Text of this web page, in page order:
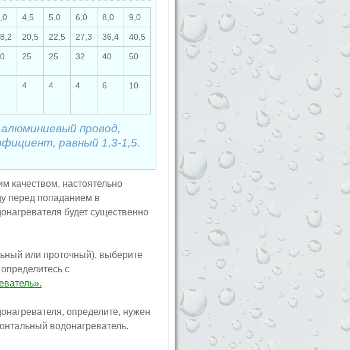
4,5 5,0 6,0 8,0 9,0
20,5 22,5 27,3 36,4 40,5
25 25 32 40 50
4 4 4 6 10
провод,
равный 1,3-1,5.
качеством, настоятельно
перед попаданием в
будет существенно
или проточный), выберите
с
определите, нужен
водонагреватель.